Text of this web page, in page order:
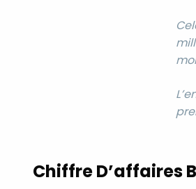
Chiffre D’affaires